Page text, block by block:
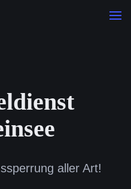
aller Art!